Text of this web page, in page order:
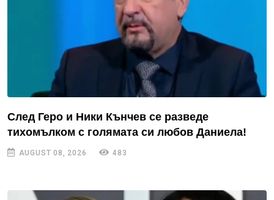
След Геро и Ники Кънчев се разведе
тихомълком с голямата си любов Даниела!
AUGUST 08, 2026 483